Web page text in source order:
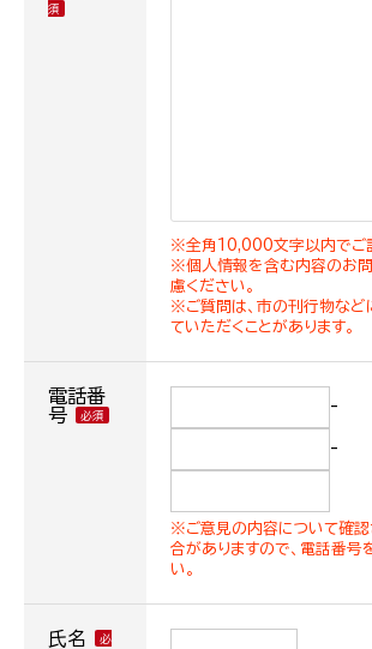
※全角10,000文字以内でご
※個人情報を含む内容のお
慮ください。
※ご質問は、市の刊行物など
ていただくことがあります。
電話番
号
-
-
※ご意見の内容について確認
合がありますので、電話番号
い。
氏名